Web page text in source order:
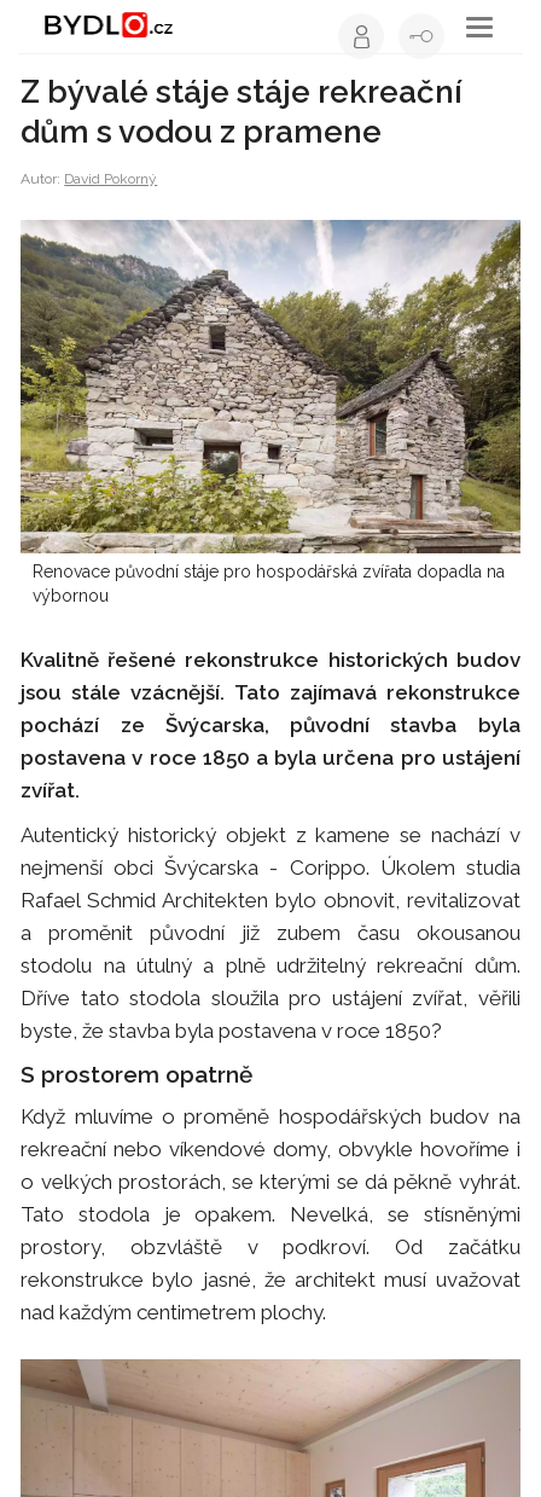
Toggle
Z bývalé stáje stáje rekreační
dům s vodou z pramene
Autor: David Pokorný
Renovace původní stáje pro hospodářská zvířata dopadla na
výbornou
Kvalitně řešené rekonstrukce historických budov
jsou stále vzácnější. Tato zajímavá rekonstrukce
pochází ze Švýcarska, původní stavba byla
postavena v roce 1850 a byla určena pro ustájení
zvířat.
Autentický historický objekt z kamene se nachází v
nejmenší obci Švýcarska - Corippo. Úkolem studia
Rafael Schmid Architekten bylo obnovit, revitalizovat
a proměnit původní již zubem času okousanou
stodolu na útulný a plně udržitelný rekreační dům.
Dříve tato stodola sloužila pro ustájení zvířat, věřili
byste, že stavba byla postavena v roce 1850?
S prostorem opatrně
Když mluvíme o proměně hospodářských budov na
rekreační nebo víkendové domy, obvykle hovoříme i
o velkých prostorách, se kterými se dá pěkně vyhrát.
Tato stodola je opakem. Nevelká, se stísněnými
prostory, obzvláště v podkroví. Od začátku
rekonstrukce bylo jasné, že architekt musí uvažovat
nad každým centimetrem plochy.